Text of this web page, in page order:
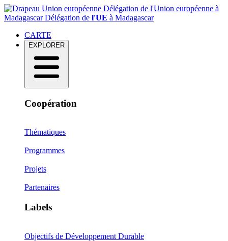
Délégation de l'Union européenne à
MadagascarDélégation de l'UE à Madagascar
CARTE
EXPLORER
Coopération
Thématiques
Programmes
Projets
Partenaires
Labels
Objectifs de Développement Durable